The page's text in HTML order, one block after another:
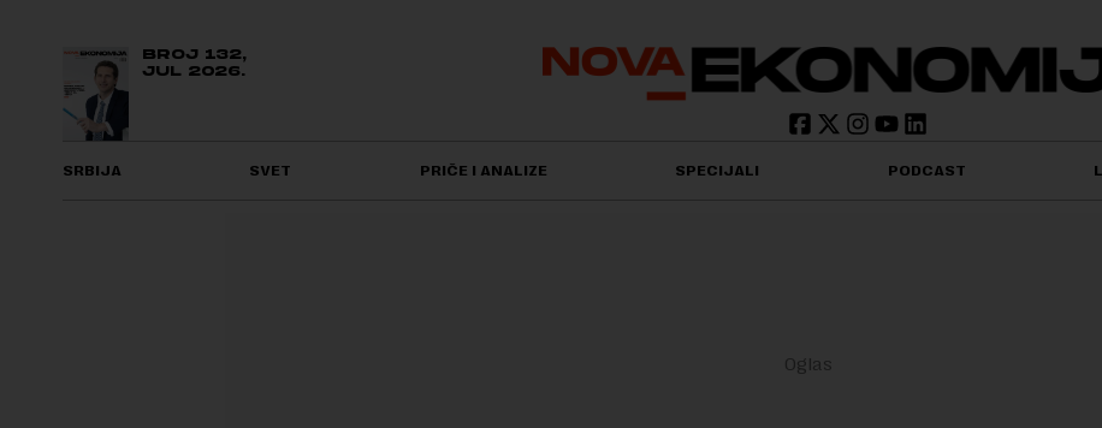
BROJ 132,
JUL 2026.
SRBIJA SVET PRIČE I ANALIZE SPECIJALI PODCAST